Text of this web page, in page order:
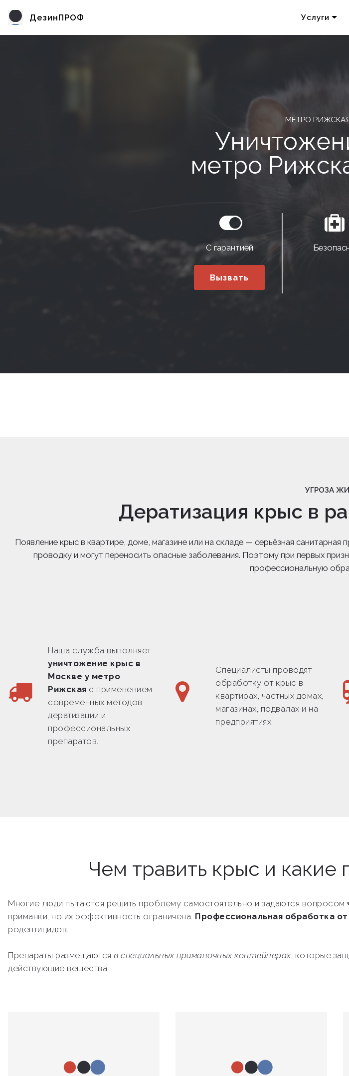
ДезинПРОФ Услуги
МЕТРО
метро
С гарантией
Вызвать
УГРОЗА
Дератизация крыс в
Появление крыс в квартире, доме, магазине или на складе — серьёзная
проводку и могут переносить опасные заболевания. Поэтому при первых
профессиональную
Наша служба выполняет
уничтожение крыс в
Москве у метро
Рижская с применением
современных методов
дератизации и
профессиональных
препаратов.
Специалисты проводят
обработку от крыс в
квартирах, частных домах,
магазинах, подвалах и на
предприятиях.
Чем травить крыс и
Многие люди пытаются решить проблему самостоятельно и задаются вопросом
приманки, но их эффективность ограничена. Профессиональная обработка
родентицидов.
Препараты размещаются в специальных приманочных контейнерах, которые
действующие вещества: